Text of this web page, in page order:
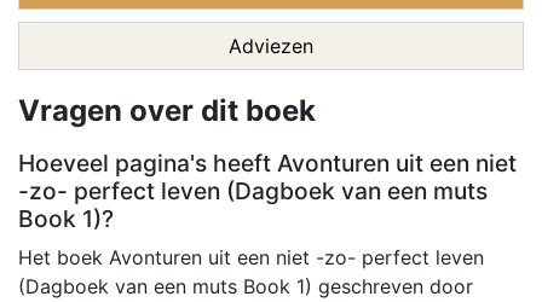
Adviezen
Vragen over dit boek
Hoeveel pagina's heeft Avonturen uit een niet
-zo- perfect leven (Dagboek van een muts
Book 1)?
Het boek Avonturen uit een niet -zo- perfect leven
(Dagboek van een muts Book 1) geschreven door